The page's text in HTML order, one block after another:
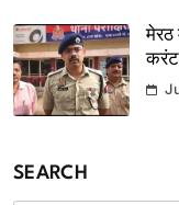
मेरठ
SEARCH